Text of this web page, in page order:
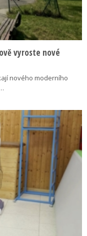
vyroste nové
nového moderního